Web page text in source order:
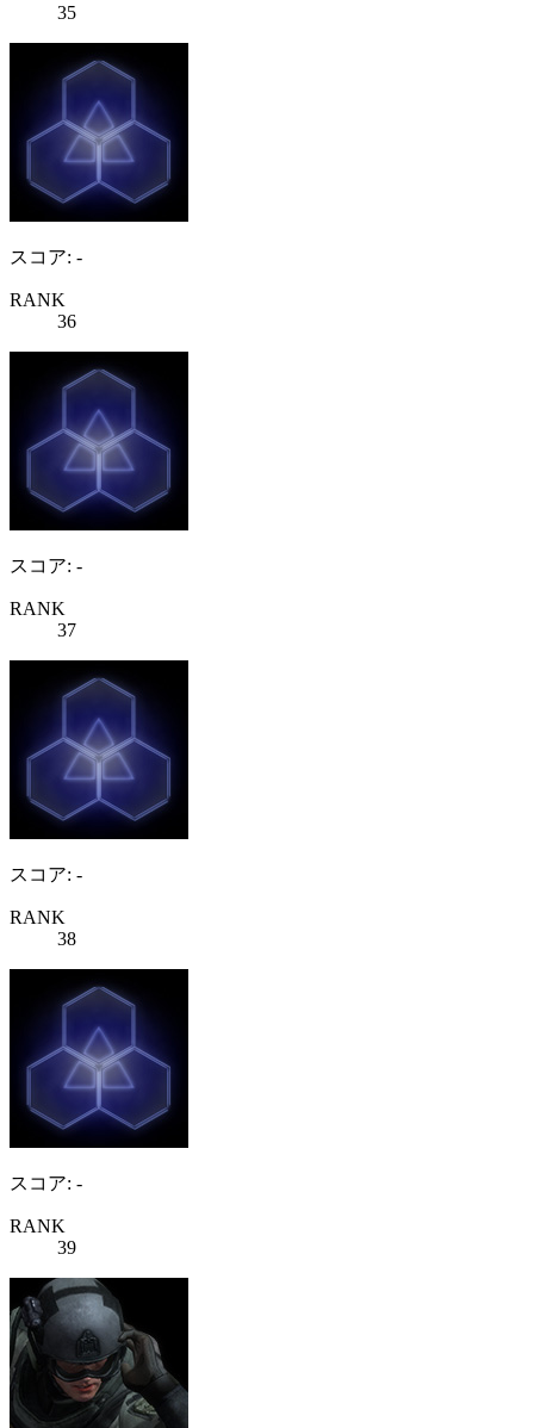
35
スコア: -
RANK
36
スコア: -
RANK
37
スコア: -
RANK
38
スコア: -
RANK
39